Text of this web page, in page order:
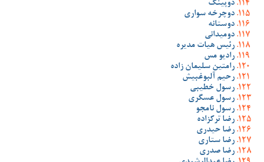
دوپینگ
دوچرخه سواری
دوستانه
دومیدانی
رئیس هیات مدیره
رادیو مس
رامتین سلیمان زاده
رحیم آلبوغبیش
رسول خطیبی
رسول عسگری
رسول نامجو
رضا ترکزاده
رضا حیدری
رضا ستاری
رضا صدری